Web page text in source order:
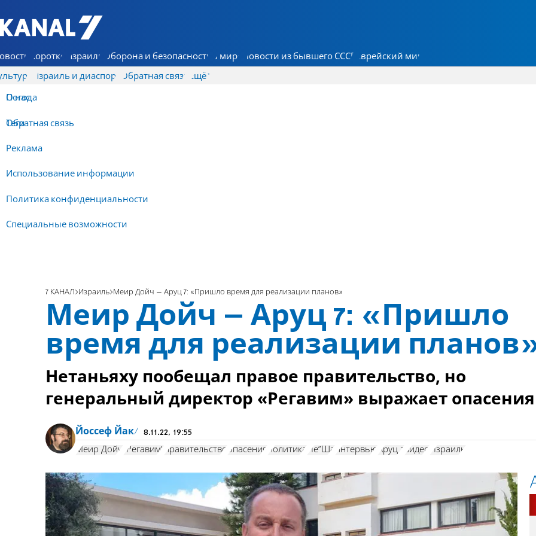
7 КАНАЛ - Аруц Шева
Коротко Израиль Оборона и безопасность В мире Новости из бывшего СССР Еврейский мир
Израиль и диаспора Обратная связь
О нас
Обратная связь
Реклама
Использование информации
Политика конфиденциальности
Специальные возможности
Ещё
Погода
Теги
7 КАНАЛ Израиль Меир Дойч – Аруц 7: «Пришло время для реализации планов»
Меир Дойч – Аруц 7: «Пришло
время для реализации
Нетаньяху пообещал правое правительство, но
генеральный директор «Регавим» выражает опасения
Йоссеф Йак 8.11.22, 19:55
Меир Дойч "Регавим" правительство опасения политика Ие"Ша интервью Аруц 7 видео Израиль